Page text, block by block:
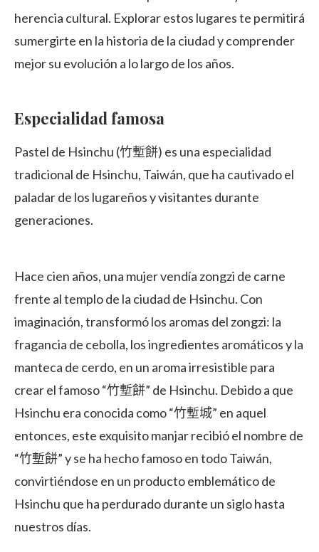
herencia cultural. Explorar estos lugares te permitirá
sumergirte en la historia de la ciudad y comprender
mejor su evolución a lo largo de los años.
Especialidad famosa
Pastel de Hsinchu (竹塹餅) es una especialidad
tradicional de Hsinchu, Taiwán, que ha cautivado el
paladar de los lugareños y visitantes durante
generaciones.
Hace cien años, una mujer vendía zongzi de carne
frente al templo de la ciudad de Hsinchu. Con
imaginación, transformó los aromas del zongzi: la
fragancia de cebolla, los ingredientes aromáticos y la
manteca de cerdo, en un aroma irresistible para
crear el famoso “竹塹餅” de Hsinchu. Debido a que
Hsinchu era conocida como “竹塹城” en aquel
entonces, este exquisito manjar recibió el nombre de
“竹塹餅” y se ha hecho famoso en todo Taiwán,
convirtiéndose en un producto emblemático de
Hsinchu que ha perdurado durante un siglo hasta
nuestros días.